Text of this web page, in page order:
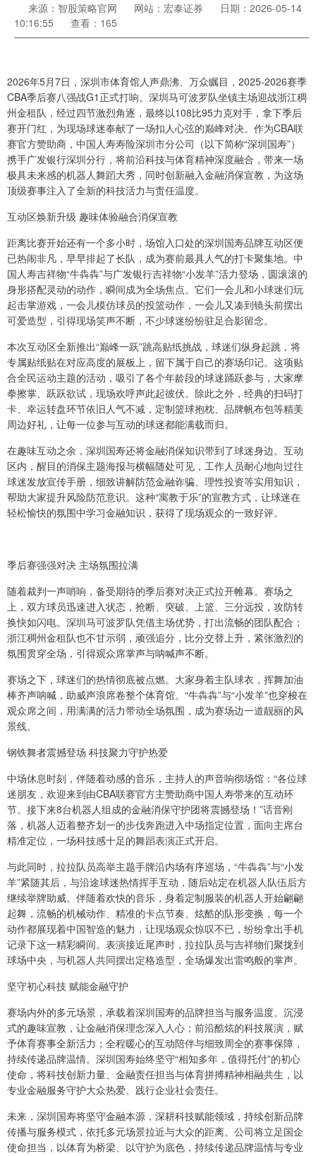
来源：智股策略官网 网站：宏泰证券
日期：2026-05-14
10:16:55
查看：165
2026年5月7日，深圳市体育馆人声鼎沸、万众瞩目，2025-2026赛季
CBA季后赛八强战G1正式打响。深圳马可波罗队坐镇主场迎战浙江稠
州金租队，经过四节激烈角逐，最终以108比95力克对手，拿下季后
赛开门红，为现场球迷奉献了一场扣人心弦的巅峰对决。作为CBA联
赛官方赞助商，中国人寿寿险深圳市分公司（以下简称“深圳国寿”）
携手广发银行深圳分行，将前沿科技与体育精神深度融合，带来一场
极具未来感的机器人舞蹈大秀，同时创新融入金融消保宣教，为这场
顶级赛事注入了全新的科技活力与责任温度。
互动区焕新升级 趣味体验融合消保宣教
距离比赛开始还有一个多小时，场馆入口处的深圳国寿品牌互动区便
已热闹非凡，早早排起了长队，成为赛前最具人气的打卡聚集地。中
国人寿吉祥物“牛犇犇”与广发银行吉祥物“小发羊”活力登场，圆滚滚的
身形搭配灵动的动作，瞬间成为全场焦点。它们一会儿和小球迷们玩
起击掌游戏，一会儿模仿球员的投篮动作，一会儿又凑到镜头前摆出
可爱造型，引得现场笑声不断，不少球迷纷纷驻足合影留念。
本次互动区全新推出“巅峰一跃”跳高贴纸挑战，球迷们纵身起跳，将
专属贴纸贴在对应高度的展板上，留下属于自己的赛场印记。这项贴
合全民运动主题的活动，吸引了各个年龄段的球迷踊跃参与，大家摩
拳擦掌、跃跃欲试，现场欢呼声此起彼伏。除此之外，经典的扫码打
卡、幸运转盘环节依旧人气不减，定制篮球抱枕、品牌帆布包等精美
周边好礼，让每一位参与互动的球迷都能满载而归。
在趣味互动之余，深圳国寿还将金融消保知识带到了球迷身边。互动
区内，醒目的消保主题海报与横幅随处可见，工作人员耐心地向过往
球迷发放宣传手册，细致讲解防范金融诈骗、理性投资等实用知识，
帮助大家提升风险防范意识。这种“寓教于乐”的宣教方式，让球迷在
轻松愉快的氛围中学习金融知识，获得了现场观众的一致好评。
季后赛强强对决 主场氛围拉满
随着裁判一声哨响，备受期待的季后赛对决正式拉开帷幕。赛场之
上，双方球员迅速进入状态，抢断、突破、上篮、三分远投，攻防转
换快如闪电。深圳马可波罗队凭借主场优势，打出流畅的团队配合；
浙江稠州金租队也不甘示弱，顽强追分，比分交替上升，紧张激烈的
氛围贯穿全场，引得观众席掌声与呐喊声不断。
赛场之下，球迷们的热情彻底被点燃。大家身着主队球衣，挥舞加油
棒齐声呐喊，助威声浪席卷整个体育馆。“牛犇犇”与“小发羊”也穿梭在
观众席之间，用满满的活力带动全场氛围，成为赛场边一道靓丽的风
景线。
钢铁舞者震撼登场 科技聚力守护热爱
中场休息时刻，伴随着动感的音乐，主持人的声音响彻场馆：“各位球
迷朋友，欢迎来到由CBA联赛官方主赞助商中国人寿带来的互动环
节。接下来8台机器人组成的金融消保守护团将震撼登场！”话音刚
落，机器人迈着整齐划一的步伐奔跑进入中场指定位置，面向主席台
精准定位，一场科技感十足的舞蹈表演正式开启。
与此同时，拉拉队员高举主题手牌沿内场有序巡场，“牛犇犇”与“小发
羊”紧随其后，与沿途球迷热情挥手互动，随后站定在机器人队伍后方
继续举牌助威。伴随着欢快的音乐，身着定制服装的机器人开始翩翩
起舞，流畅的机械动作、精准的卡点节奏、炫酷的队形变换，每一个
动作都展现着中国智造的魅力，让现场观众惊叹不已，纷纷拿出手机
记录下这一精彩瞬间。表演接近尾声时，拉拉队员与吉祥物们聚拢到
球场中央，与机器人共同摆出定格造型，全场爆发出雷鸣般的掌声。
坚守初心科技 赋能金融守护
赛场内外的多元场景，承载着深圳国寿的品牌担当与服务温度。沉浸
式的趣味宣教，让金融消保理念深入人心；前沿酷炫的科技展演，赋
予体育赛事全新活力；全程暖心的互动陪伴与细致周全的赛事保障，
持续传递品牌温情。深圳国寿始终坚守“相知多年，值得托付”的初心
使命，将科技创新力量、金融责任担当与体育拼搏精神相融共生，以
专业金融服务守护大众热爱、践行企业社会责任。
未来，深圳国寿将坚守金融本源，深耕科技赋能领域，持续创新品牌
传播与服务模式，依托多元场景拉近与大众的距离。公司将立足国企
使命担当，以体育为桥梁、以守护为底色，持续传递品牌温情与专业